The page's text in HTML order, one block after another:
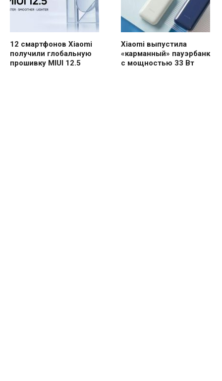
12 смартфонов Xiaomi
получили глобальную
прошивку MIUI 12.5
Xiaomi выпустила
«карманный» пауэрбанк
с мощностью 33 Вт